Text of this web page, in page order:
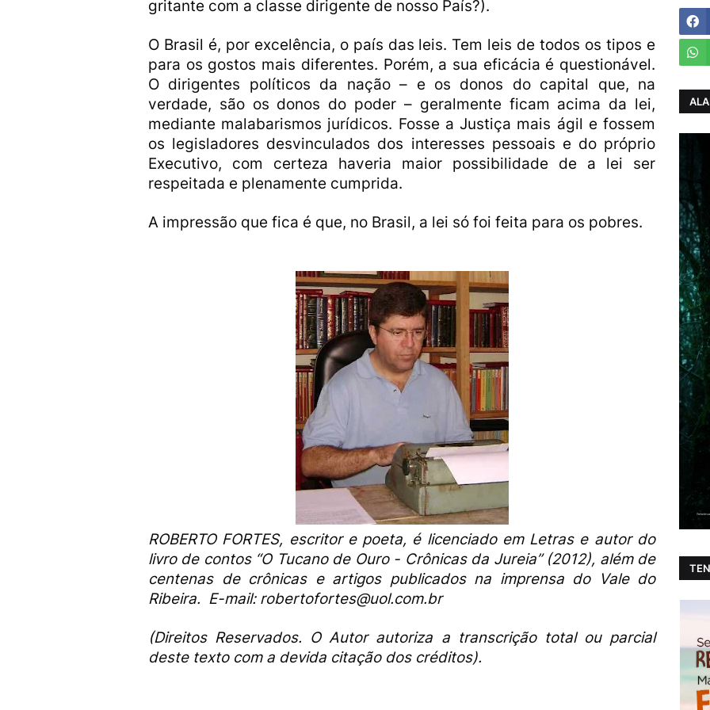
gritante com a classe dirigente de nosso País?).
O Brasil é, por excelência, o país das leis. Tem leis de todos os tipos e
para os gostos mais diferentes. Porém, a sua eficácia é questionável.
O dirigentes políticos da nação – e os donos do capital que, na
verdade, são os donos do poder – geralmente ficam acima da lei,
mediante malabarismos jurídicos. Fosse a Justiça mais ágil e fossem
os legisladores desvinculados dos interesses pessoais e do próprio
Executivo, com certeza haveria maior possibilidade de a lei ser
respeitada e plenamente cumprida.
A impressão que fica é que, no Brasil, a lei só foi feita para os pobres.
ROBERTO FORTES, escritor e poeta, é licenciado em Letras e autor do
livro de contos “O Tucano de Ouro - Crônicas da Jureia” (2012), além de
centenas de crônicas e artigos publicados na imprensa do Vale do
Ribeira. E-mail: robertofortes@uol.com.br
(Direitos Reservados. O Autor autoriza a transcrição total ou parcial
deste texto com a devida citação dos créditos).